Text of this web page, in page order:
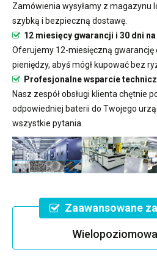
Zamówienia wysyłamy z magazynu
szybką i bezpieczną dostawę.
12 miesięcy gwarancji i 30 dni
Oferujemy 12-miesięczną gwarancję
pieniędzy, abyś mógł kupować bez
Profesjonalne wsparcie
Nasz zespół obsługi klienta chętnie
odpowiedniej baterii do Twojego
wszystkie pytania.
Zaawansowane